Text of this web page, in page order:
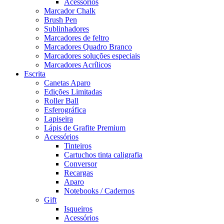
Acessórios
Marcador Chalk
Brush Pen
Sublinhadores
Marcadores de feltro
Marcadores Quadro Branco
Marcadores soluções especiais
Marcadores Acrílicos
Escrita
Canetas Aparo
Edições Limitadas
Roller Ball
Esferográfica
Lapiseira
Lápis de Grafite Premium
Acessórios
Tinteiros
Cartuchos tinta caligrafia
Conversor
Recargas
Aparo
Notebooks / Cadernos
Gift
Isqueiros
Acessórios